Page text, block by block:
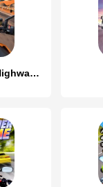
Moto Rider GO: Highway Traffic